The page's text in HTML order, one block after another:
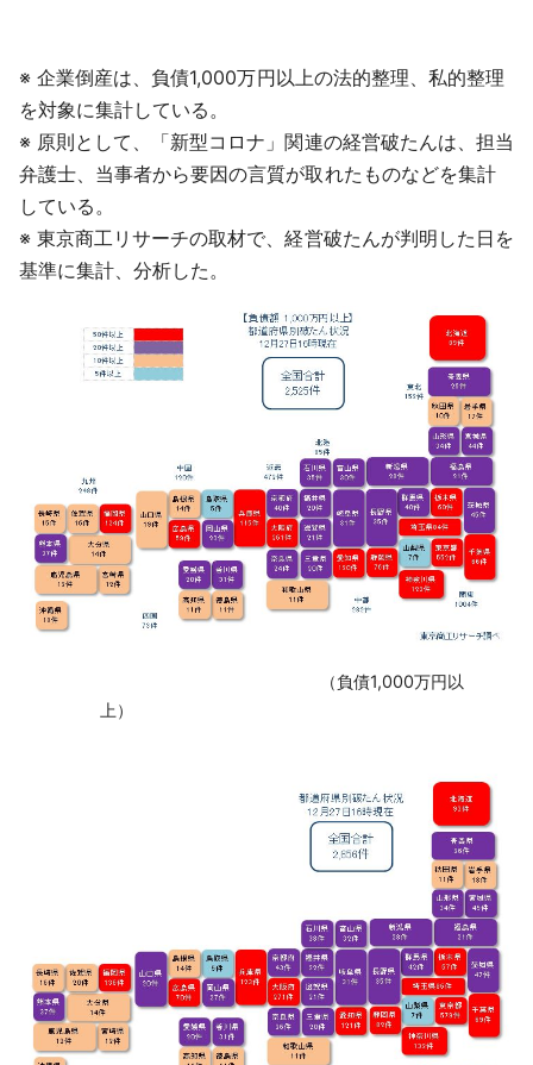
※ 企業倒産は、負債1,000万円以上の法的整理、私的整理
を対象に集計している。
※ 原則として、「新型コロナ」関連の経営破たんは、担当
弁護士、当事者から要因の言質が取れたものなどを集計
している。
※ 東京商工リサーチの取材で、経営破たんが判明した日を
基準に集計、分析した。
‌ （負債1,000万円以
上）